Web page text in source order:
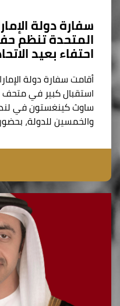
سفارة دولة
المتحدة تنظم
احتفاء بعيد الاتحاد
أقامت سفارة دولة
استقبال كبير في متحف
ساوث كينغستون في لندن
والخمسين للدولة، بحضور ما